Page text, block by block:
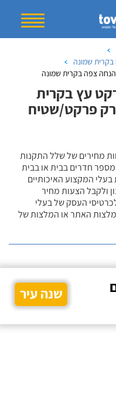
שמונה
הנחה צפה בקרית שמונה
עץ בקרית
פרקט/שטיח
מחירים של שלל התקנות
חדרים בבית או בבית
המקצוע האיכותיים
ולקבל הצעות מחיר
העסק של בעלי
האתר או המלצות של
שנה עיר